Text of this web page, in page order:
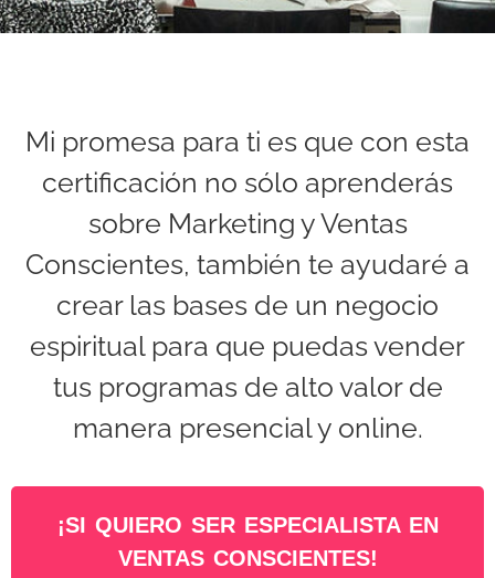
Mi promesa para ti es que con esta
certificación no sólo aprenderás
sobre Marketing y Ventas
Conscientes, también te ayudaré a
crear las bases de un negocio
espiritual para que puedas vender
tus programas de alto valor de
manera presencial y online.
¡SI QUIERO SER ESPECIALISTA EN
VENTAS CONSCIENTES!